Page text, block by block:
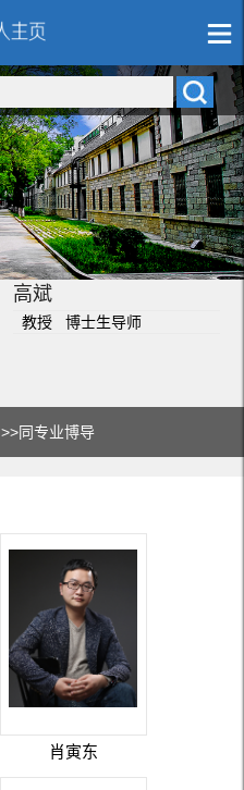
高斌
教授 博士生导师
>>同专业博导
肖寅东